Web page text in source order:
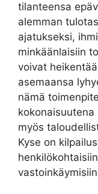
tilanteensa
alemman
ajatukseksi,
minkäänlaisiin
voivat
asemaansa
nämä
myös
Kyse on